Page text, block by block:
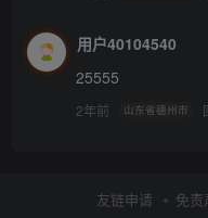
用户40104540
25555
2年前 山东省德州市
友链申请 免责